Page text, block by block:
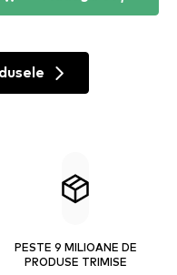
PESTE 9 MILIOANE DE
PRODUSE TRIMISE